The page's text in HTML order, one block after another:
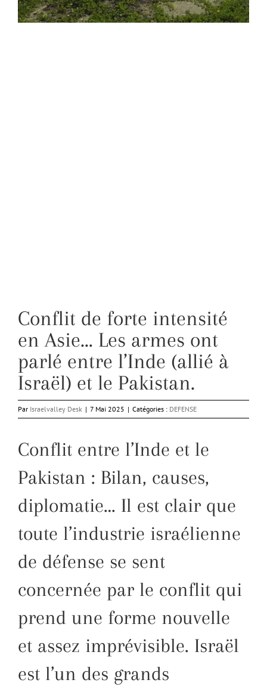
Conflit de forte intensité
en Asie… Les armes ont
parlé entre l’Inde (allié à
Israël) et le Pakistan.
Par Israelvalley Desk | 7 Mai 2025 | Catégories : DEFENSE
Conflit entre l’Inde et le
Pakistan : Bilan, causes,
diplomatie… Il est clair que
toute l’industrie israélienne
de défense se sent
concernée par le conflit qui
prend une forme nouvelle
et assez imprévisible. Israël
est l’un des grands